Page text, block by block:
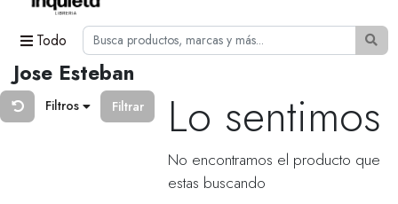
Todo
Jose Esteban
Filtros Filtrar Lo sentimos
No encontramos el producto que
estas buscando